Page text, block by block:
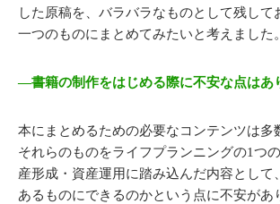
した原稿を、バラバラなものとして残して
一つのものにまとめてみたいと考えました。
―書籍の制作をはじめる際に不安な点はあ
本にまとめるための必要なコンテンツは多
それらのものをライフプランニングの1つ
産形成・資産運用に踏み込んだ内容として
あるものにできるのかという点に不安があ